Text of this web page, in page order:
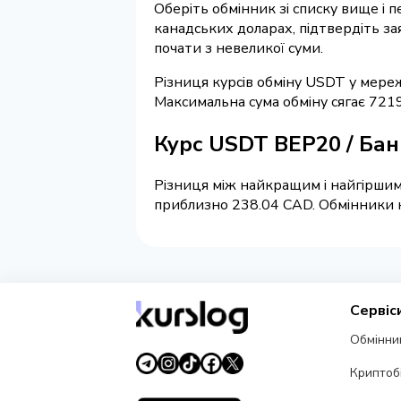
Оберіть обмінник зі списку вище і
канадських доларах, підтвердіть
почати з невеликої суми.
Різниця курсів обміну USDT у
Максимальна сума обміну сягає
Курс USDT BEP20 /
Різниця між найкращим і
приблизно 238.04 CAD. Обмінники